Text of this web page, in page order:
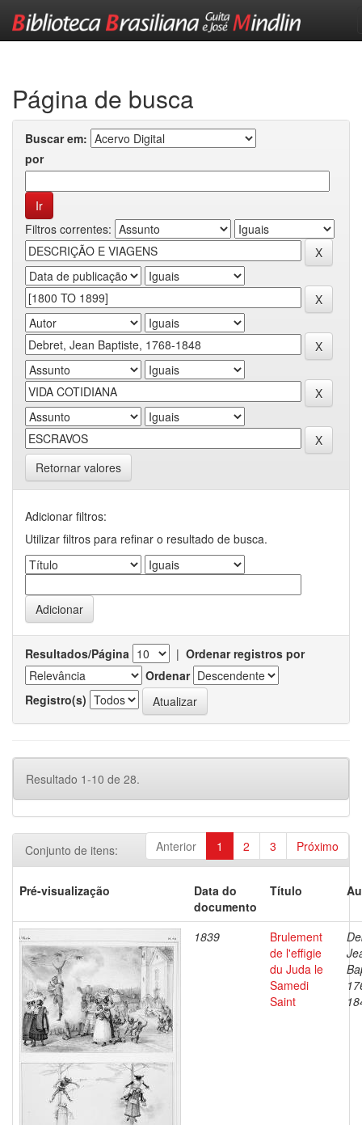
Página de busca
Buscar em:
por
Filtros correntes:
Retornar valores
Adicionar filtros:
Utilizar filtros para refinar o resultado de busca.
Resultados/Página | Ordenar registros por
Ordenar
Registro(s)
Resultado 1-10 de 28.
Anterior 1 2 3 Próximo
Conjunto de itens:
Pré-visualização
Data do
documento
Título
1839
Brulement
de l'effigie
du Juda le
Samedi
Saint